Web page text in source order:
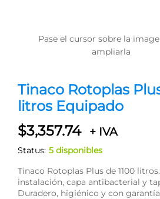
Pase el cursor sobre la
ampliarla
Tinaco Rotoplas
litros Equipado
$3,357.74 + IVA
Status: 5 disponibles
Tinaco Rotoplas Plus de 1100
instalación, capa antibacterial y
Duradero, higiénico y con